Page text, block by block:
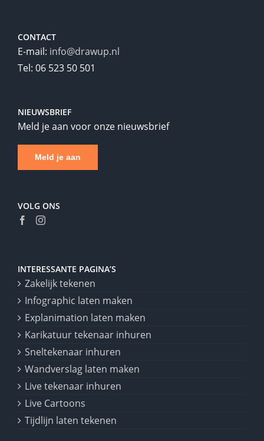
CONTACT
E-mail: info@drawup.nl
Tel: 06 523 50 501
NIEUWSBRIEF
Meld je aan voor onze nieuwsbrief
Meld je aan
VOLG ONS
INTERESSANTE PAGINA’S
Zakelijk tekenen
Infographic laten maken
Explanimation laten maken
Karikatuur tekenaar inhuren
Sneltekenaar inhuren
Wandverslag laten maken
Live tekenaar inhuren
Live Cartoons
Tijdlijn laten tekenen